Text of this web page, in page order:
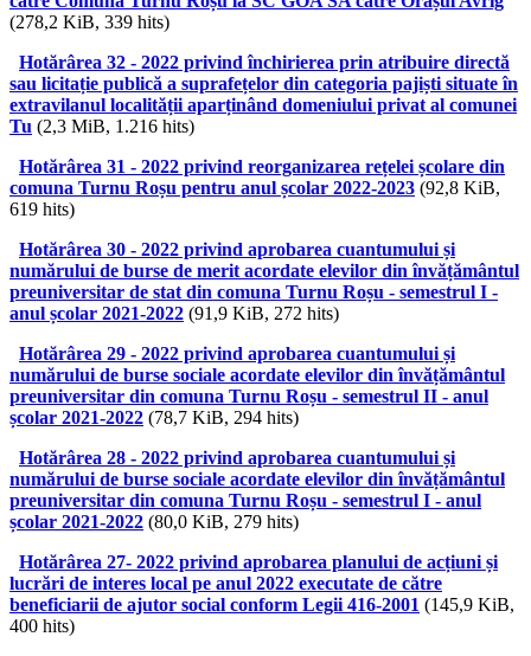
(278,2 KiB, 339 hits)
Hotărârea 32 - 2022 privind închirierea prin atribuire directă
sau licitație publică a suprafețelor din categoria pajiști situate în
extravilanul localității aparținând domeniului privat al comunei
Tu (2,3 MiB, 1.216 hits)
Hotărârea 31 - 2022 privind reorganizarea rețelei școlare din
comuna Turnu Roșu pentru anul școlar 2022-2023 (92,8 KiB,
619 hits)
Hotărârea 30 - 2022 privind aprobarea cuantumului și
numărului de burse de merit acordate elevilor din învățământul
preuniversitar de stat din comuna Turnu Roșu - semestrul I -
anul școlar 2021-2022 (91,9 KiB, 272 hits)
Hotărârea 29 - 2022 privind aprobarea cuantumului și
numărului de burse sociale acordate elevilor din învățământul
preuniversitar din comuna Turnu Roșu - semestrul II - anul
școlar 2021-2022 (78,7 KiB, 294 hits)
Hotărârea 28 - 2022 privind aprobarea cuantumului și
numărului de burse sociale acordate elevilor din învățământul
preuniversitar din comuna Turnu Roșu - semestrul I - anul
școlar 2021-2022 (80,0 KiB, 279 hits)
Hotărârea 27- 2022 privind aprobarea planului de acțiuni și
lucrări de interes local pe anul 2022 executate de către
beneficiarii de ajutor social conform Legii 416-2001 (145,9 KiB,
400 hits)